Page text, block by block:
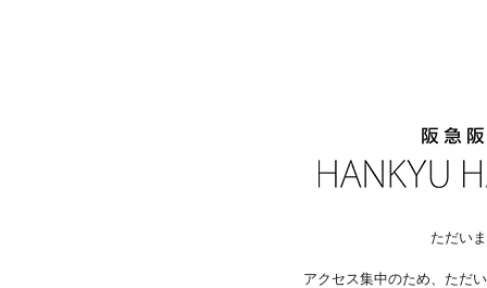
ただい
アクセス集中のため、ただ